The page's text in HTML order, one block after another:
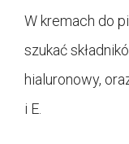
W kremach do
szukać
hialuronowy,
i E.